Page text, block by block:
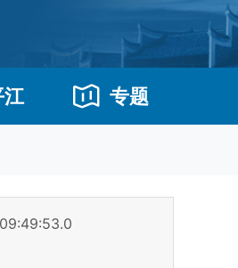
江 专题